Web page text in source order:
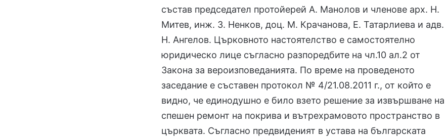
състав председател протойерей А. Манолов и членове арх. Н.
Митев, инж. З. Ненков, доц. М. Крачанова, Е. Татарлиева и адв.
Н. Ангелов. Църковното настоятелство е самостоятелно
юридическо лице съгласно разпоредбите на чл.10 ал.2 от
Закона за вероизповеданията. По време на проведеното
заседание е съставен протокол № 4/21.08.2011 г., от който е
видно, че единодушно е било взето решение за извършване на
спешен ремонт на покрива и вътрехрамовото пространство в
църквата. Съгласно предвиденият в устава на българската